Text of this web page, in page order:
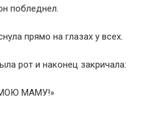
побледнел.
прямо на глазах у всех.
рот и наконец закричала:
МАМУ!»